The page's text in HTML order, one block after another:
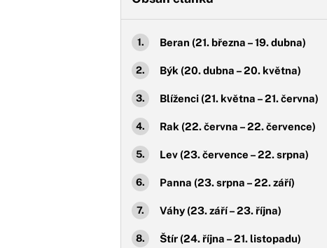
Beran (21. března – 19. dubna)
Býk (20. dubna – 20. května)
Blíženci (21. května – 21. června)
Rak (22. června – 22. července)
Lev (23. července – 22. srpna)
Panna (23. srpna – 22. září)
Váhy (23. září – 23. října)
Štír (24. října – 21. listopadu)